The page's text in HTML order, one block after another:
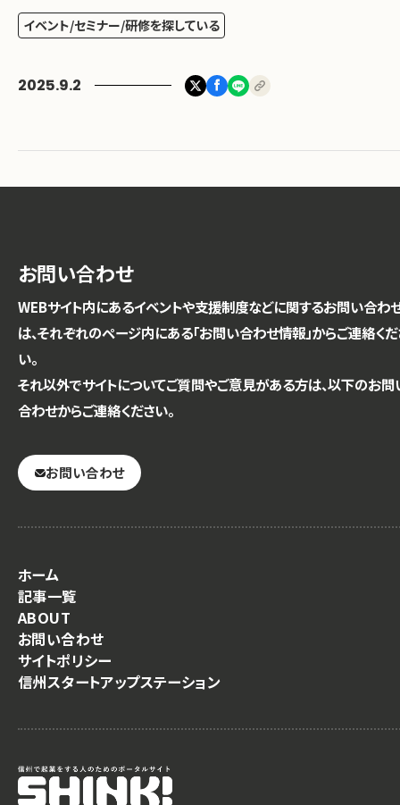
2025.9.2
イベント/セミナー/研修を探している
お問い合わせ
WEBサイト内にあるイベントや支援制度などに関するお問い合わ
は、それぞれのページ内にある「お問い合わせ情報」からご連絡く
い。
それ以外でサイトについてご質問やご意見がある方は、以下のお問
合わせからご連絡ください。
お問い合わせ
ホーム
記事一覧
ABOUT
お問い合わせ
サイトポリシー
信州スタートアップステーション